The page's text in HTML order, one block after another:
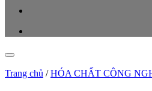
Trang chủ / HÓA CHẤT CÔNG